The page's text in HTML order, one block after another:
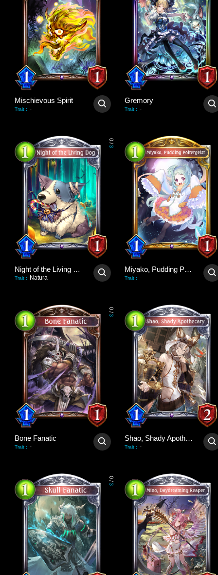
Mischievous Spirit
Trait : -
Gremory
Trait : -
0
/
3
Night of the Living Dog
Trait : Natura
Miyako, Pudding Poltergeist
Trait : -
0
/
3
Bone Fanatic
Trait : -
Shao, Shady Apothecary
Trait : -
0
/
3